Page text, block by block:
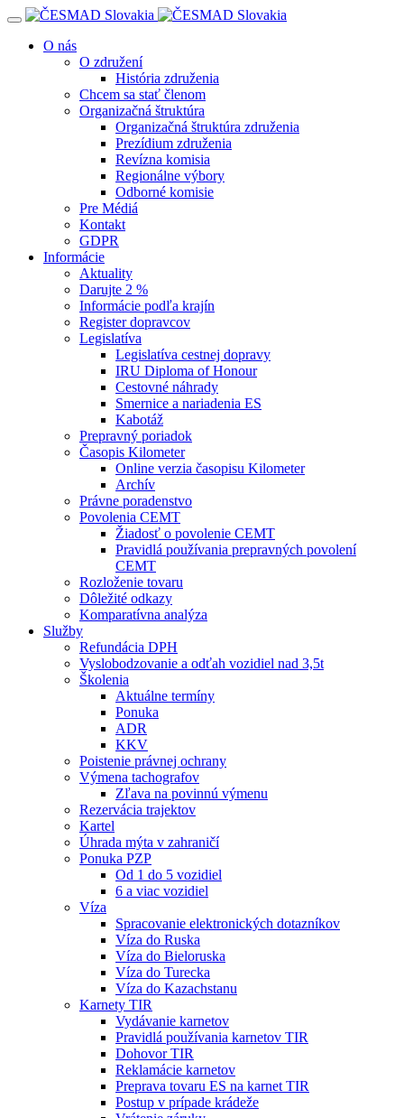
Navigácia
O nás
O združení
História združenia
Chcem sa stať členom
Organizačná štruktúra
Organizačná štruktúra združenia
Prezídium združenia
Revízna komisia
Regionálne výbory
Odborné komisie
Pre Médiá
Kontakt
GDPR
Informácie
Aktuality
Darujte 2 %
Informácie podľa krajín
Register dopravcov
Legislatíva
Legislatíva cestnej dopravy
IRU Diploma of Honour
Cestovné náhrady
Smernice a nariadenia ES
Kabotáž
Prepravný poriadok
Časopis Kilometer
Online verzia časopisu Kilometer
Archív
Právne poradenstvo
Povolenia CEMT
Žiadosť o povolenie CEMT
Pravidlá používania prepravných povolení
CEMT
Rozloženie tovaru
Dôležité odkazy
Komparatívna analýza
Služby
Refundácia DPH
Vyslobodzovanie a odťah vozidiel nad 3,5t
Školenia
Aktuálne termíny
Ponuka
ADR
KKV
Poistenie právnej ochrany
Výmena tachografov
Zľava na povinnú výmenu
Rezervácia trajektov
Kartel
Úhrada mýta v zahraničí
Ponuka PZP
Od 1 do 5 vozidiel
6 a viac vozidiel
Víza
Spracovanie elektronických dotazníkov
Víza do Ruska
Víza do Bieloruska
Víza do Turecka
Víza do Kazachstanu
Karnety TIR
Vydávanie karnetov
Pravidlá používania karnetov TIR
Dohovor TIR
Reklamácie karnetov
Preprava tovaru ES na karnet TIR
Postup v prípade krádeže